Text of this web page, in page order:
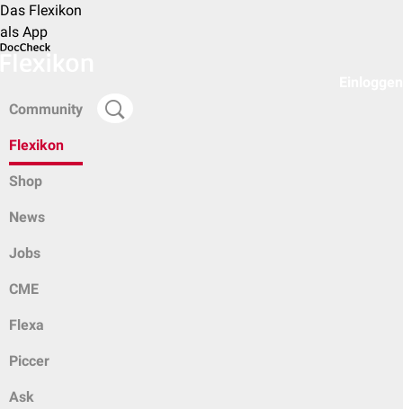
Das Flexikon
als App
Community
Flexikon
Shop
News
Jobs
CME
Flexa
Piccer
Ask